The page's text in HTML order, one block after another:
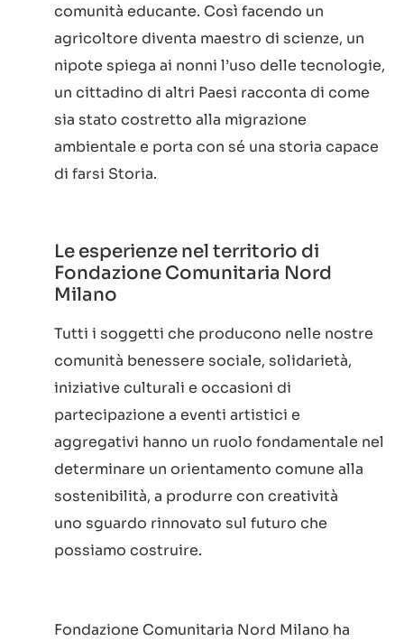
comunità educante. Così facendo un
agricoltore diventa maestro di scienze, un
nipote spiega ai nonni l’uso delle tecnologie,
un cittadino di altri Paesi racconta di come
sia stato costretto alla migrazione
ambientale e porta con sé una storia capace
di farsi Storia.
Le esperienze nel territorio di
Fondazione Comunitaria Nord
Milano
Tutti i soggetti che producono nelle nostre
comunità benessere sociale, solidarietà,
iniziative culturali e occasioni di
partecipazione a eventi artistici e
aggregativi hanno un ruolo fondamentale nel
determinare un orientamento comune alla
sostenibilità, a produrre con creatività
uno sguardo rinnovato sul futuro che
possiamo costruire.
Fondazione Comunitaria Nord Milano ha